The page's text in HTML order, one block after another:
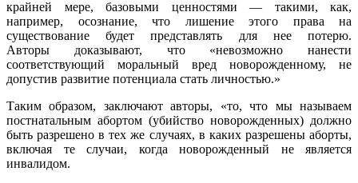
крайней мере, базовыми ценностями — такими, как,
например, осознание, что лишение этого права на
существование будет представлять для нее потерю.
Авторы доказывают, что «невозможно нанести
соответствующий моральный вред новорожденному, не
допустив развитие потенциала стать личностью.»
Таким образом, заключают авторы, «то, что мы называем
постнатальным абортом (убийство новорожденных) должно
быть разрешено в тех же случаях, в каких разрешены аборты,
включая те случаи, когда новорожденный не является
инвалидом.